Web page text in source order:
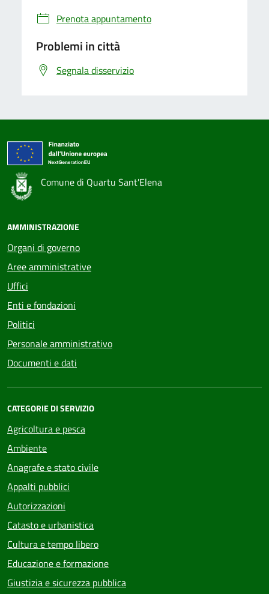
Prenota appuntamento
Problemi in città
Segnala disservizio
Comune di Quartu Sant'Elena
AMMINISTRAZIONE
Organi di governo
Aree amministrative
Uffici
Enti e fondazioni
Politici
Personale amministrativo
Documenti e dati
CATEGORIE DI SERVIZIO
Agricoltura e pesca
Ambiente
Anagrafe e stato civile
Appalti pubblici
Autorizzazioni
Catasto e urbanistica
Cultura e tempo libero
Educazione e formazione
Giustizia e sicurezza pubblica